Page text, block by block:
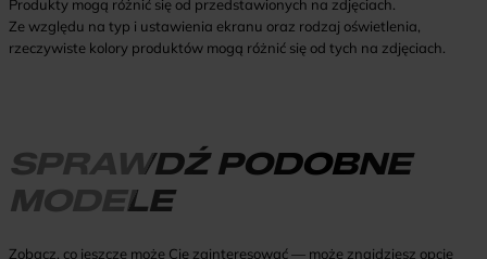
Produkty mogą różnić się od przedstawionych na zdjęciach.
Ze względu na typ i ustawienia ekranu oraz rodzaj oświetlenia,
rzeczywiste kolory produktów mogą różnić się od tych na zdjęciach.
SPRAWDŹ PODOBNE
MODELE
Zobacz, co jeszcze może Cię zainteresować — może znajdziesz opcję